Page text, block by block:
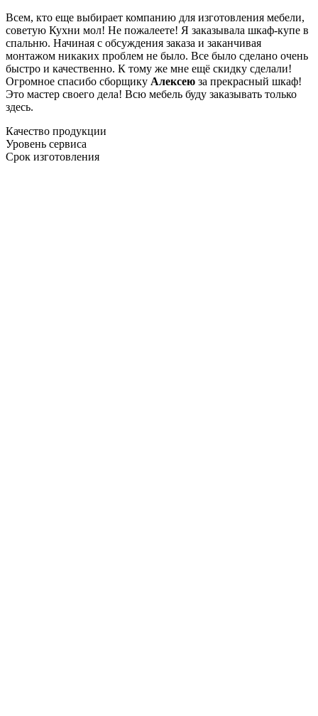
Всем, кто еще выбирает компанию для изготовления мебели,
советую Кухни мол! Не пожалеете! Я заказывала шкаф-купе в
спальню. Начиная с обсуждения заказа и заканчивая
монтажом никаких проблем не было. Все было сделано очень
быстро и качественно. К тому же мне ещё скидку сделали!
Огромное спасибо сборщику Алексею за прекрасный шкаф!
Это мастер своего дела! Всю мебель буду заказывать только
здесь.
Качество продукции
Уровень сервиса
Срок изготовления